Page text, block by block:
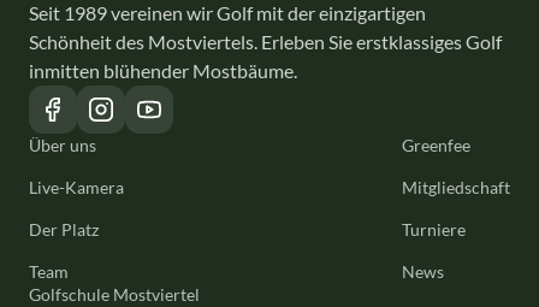
Seit 1989 vereinen wir Golf mit der einzigartigen
Schönheit des Mostviertels. Erleben Sie erstklassiges Golf
inmitten blühender Mostbäume.
Über uns
Live-Kamera
Der Platz
Team
Greenfee
Mitgliedschaft
Turniere
News
Golfschule Mostviertel